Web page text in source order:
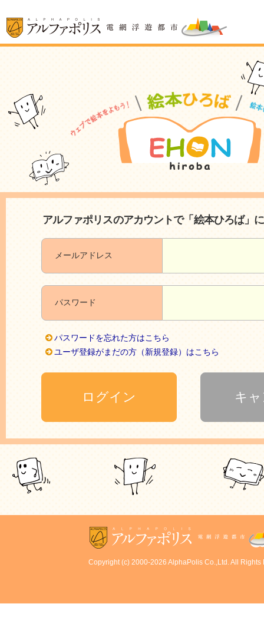
アルファポリスのアカウントで「絵本ひろば」
メールアドレス
パスワード
パスワードを忘れた方はこちら
ユーザ登録がまだの方（新規登録）はこちら
Copyright (c) 2000-2026 AlphaPolis Co.,Ltd. All Rights